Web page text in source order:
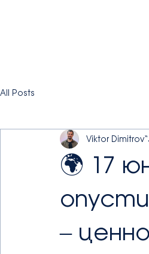
All Posts
🌍 17
–
Viktor Dimitrov